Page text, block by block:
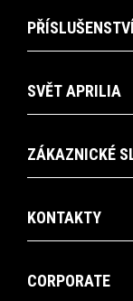
PŘÍSLUŠENSTVÍ
SVĚT APRILIA
ZÁKAZNICKÉ
KONTAKTY
CORPORATE